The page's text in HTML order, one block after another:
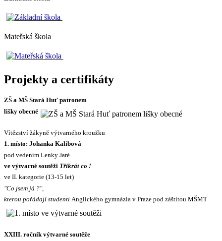
Mateřská škola
Projekty a certifikáty
ZŠ a MŠ Stará Huť patronem
lišky obecné
Vítězství žákyně výtvarného kroužku
1. místo: Johanka Kalibová
pod vedením Lenky Jaré
ve výtvarné soutěži Třikrát co !
ve II. kategorie (13-15 let)
"Co jsem já ?",
kterou pořádají studenti Anglického gymnázia v Praze pod záštitou MŠMT
XXIII. ročník výtvarné soutěže